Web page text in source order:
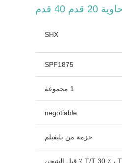
40 قدم
SHX
SPF1875
1 مجموعة
negotiable
حزمة من بليفيلم